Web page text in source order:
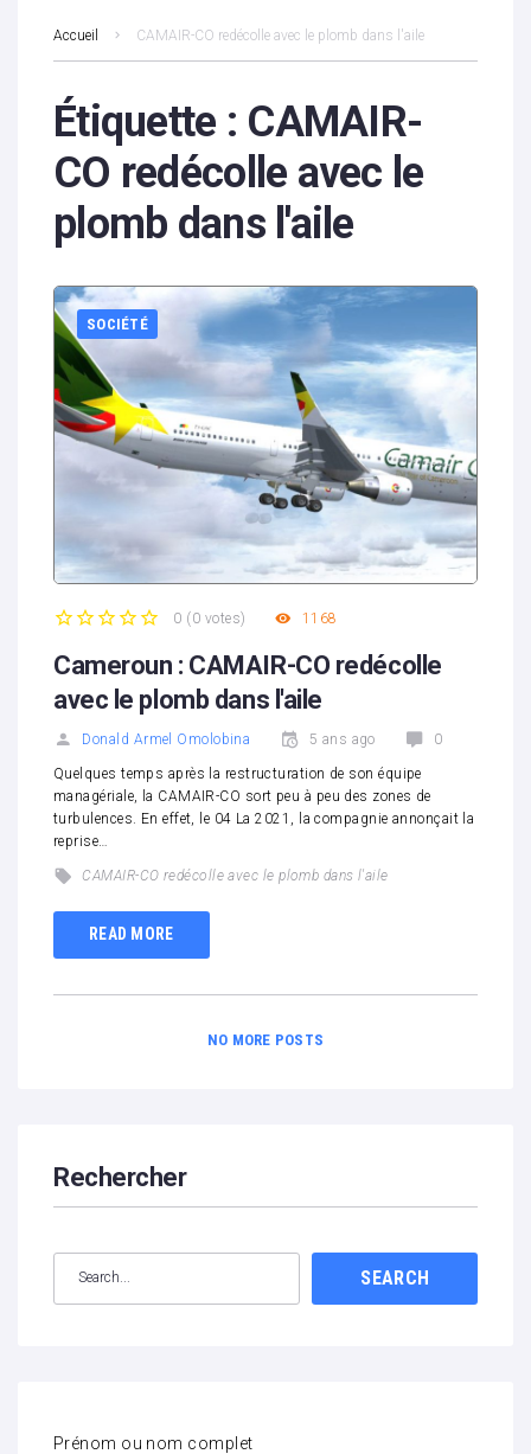
Accueil CAMAIR-CO redécolle avec le plomb dans l'aile
Étiquette : CAMAIR-
CO redécolle avec le
plomb dans l'aile
SOCIÉTÉ
0 (0 votes) 1168
Cameroun : CAMAIR-CO redécolle
avec le plomb dans l'aile
Donald Armel Omolobina 5 ans ago 0
Quelques temps après la restructuration de son équipe
managériale, la CAMAIR-CO sort peu à peu des zones de
turbulences. En effet, le 04 La 2021, la compagnie annonçait la
reprise…
CAMAIR-CO redécolle avec le plomb dans l'aile
READ MORE
NO MORE POSTS
Rechercher
SEARCH
Prénom ou nom complet